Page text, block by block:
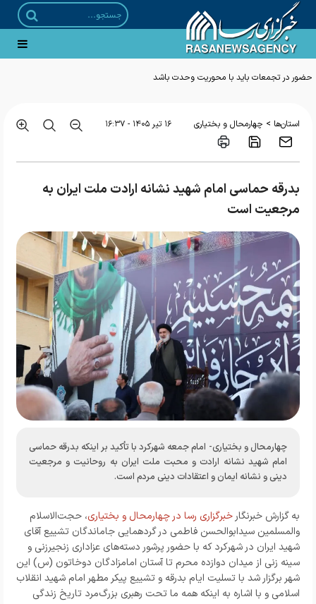
حضور در تجمعات باید با محوریت وحدت باشد
استان‌ها > چهارمحال و بختیاری ۱۶ تير ۱۴۰۵ - ۱۶:۳۷
بدرقه حماسی امام شهید نشانه ارادت ملت ایران به
مرجعیت است
چهارمحال و بختیاری- امام جمعه شهرکرد با تأکید بر اینکه بدرقه حماسی
امام شهید نشانه ارادت و محبت ملت ایران به روحانیت و مرجعیت
دینی و نشانه ایمان و اعتقادات دینی مردم است.
به گزارش خبرنگار خبرگزاری رسا در چهارمحال و بختیاری، حجت‌الاسلام
والمسلمین سیدابوالحسن فاطمی در گردهمایی جاماندگان تشییع آقای
شهید ایران در شهرکرد که با حضور پرشور دسته‌های عزاداری زنجیرزنی و
سینه زنی از میدان دوازده محرم تا آستان امامزادگان دوخاتون (س) این
شهر برگزار شد با تسلیت ایام بدرقه و تشییع پیکر مطهر امام شهید انقلاب
اسلامی و با اشاره به اینکه همه ما تحت رهبری بزرگ‌مرد تاریخ زندگی